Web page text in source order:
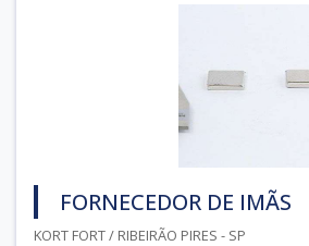
FORNECEDOR DE IMÃS
KORT FORT / RIBEIRÃO PIRES - SP